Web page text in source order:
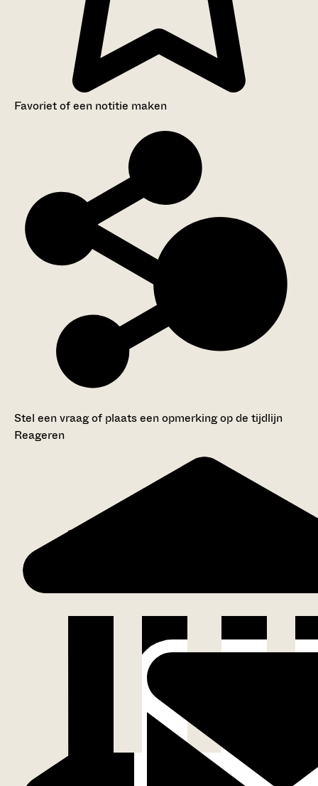
Favoriet of een notitie maken
Stel een vraag of plaats een opmerking op de tijdlijn
Reageren